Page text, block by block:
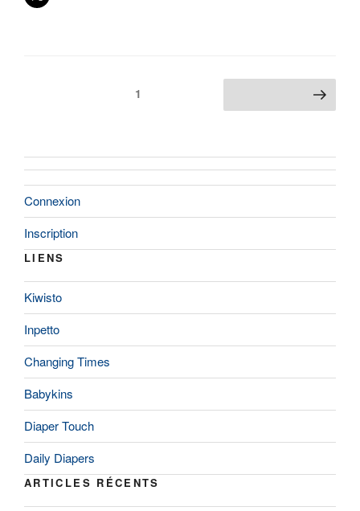
1 Page suivante
Connexion
Inscription
LIENS
Kiwisto
Inpetto
Changing Times
Babykins
Diaper Touch
Daily Diapers
ARTICLES RÉCENTS